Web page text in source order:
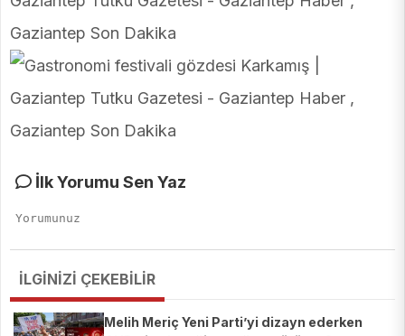
İlk Yorumu Sen Yaz
İLGİNİZİ ÇEKEBİLİR
Melih Meriç Yeni Parti’yi dizayn ederken